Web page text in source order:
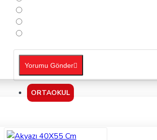
ORTAOKUL
Yorumu Gönder